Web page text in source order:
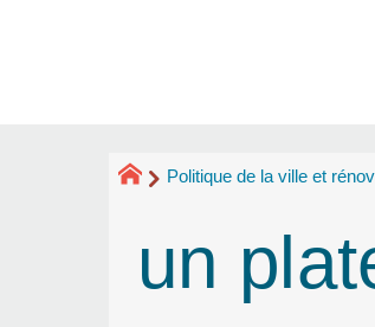
Politique de la ville et
un